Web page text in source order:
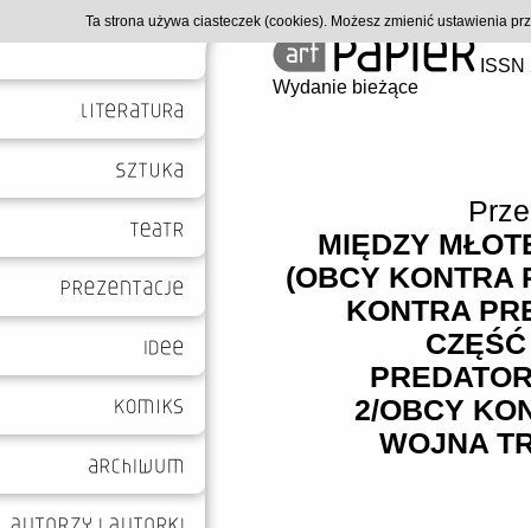
Wydanie bieżące
MIĘDZY
(OBCY KONTRA
KONTRA
2/OBCY
WOJNA
Ta strona używa ciasteczek (cookies). Możesz zmienić ustawienia